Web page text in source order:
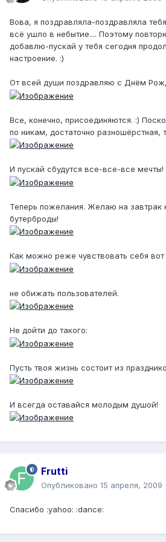
Вова, я поздравляла-поздравляла
всё ушло в небытие.... Поэтому
добавлю-пускай у тебя сегодня
настроение. :)
От всей души поздравляю с Днём
Все, конечно, присоединяются. :)
по никам, достаточно разношёрстная,
И пускай сбудутся все-все-все мечты!
Теперь пожелания. Желаю на завтрак
бутерброды!
Как можно реже чувствовать себя вот
не обижать пользователей.
Не дойти до такого:
Пусть твоя жизнь состоит из
И всегда оставайся молодым душой!
Frutti
Опубликовано 15 апреля, 2009
Спасибо :yahoo: :dance: